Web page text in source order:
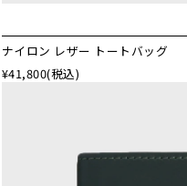
ナイロン レザー トートバッグ
¥41,800(税込)